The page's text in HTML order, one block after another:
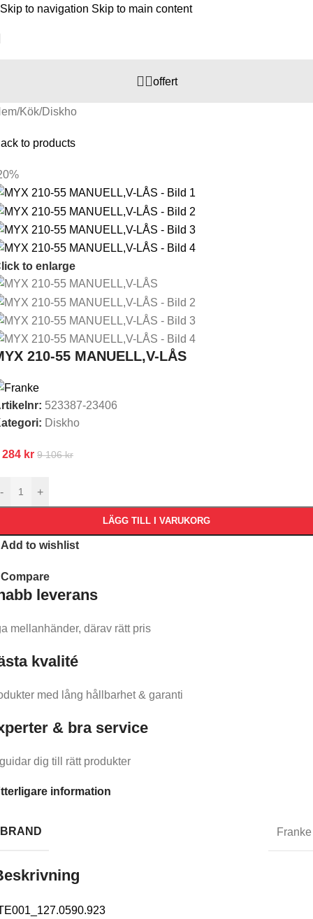
Skip to navigation Skip to main content
offert
/Kök/Diskho
to products
to enlarge
210-55 MANUELL,V-LÅS
523387-23406
Diskho
284 kr 9 106kr
- +
LÄGG TILL I VARUKORG
Add to wishlist
Compare
leverans​
mellanhänder, därav rätt pris
kvalité
med lång hållbarhet & garanti
& bra service
dig till rätt produkter
information
BRAND Franke